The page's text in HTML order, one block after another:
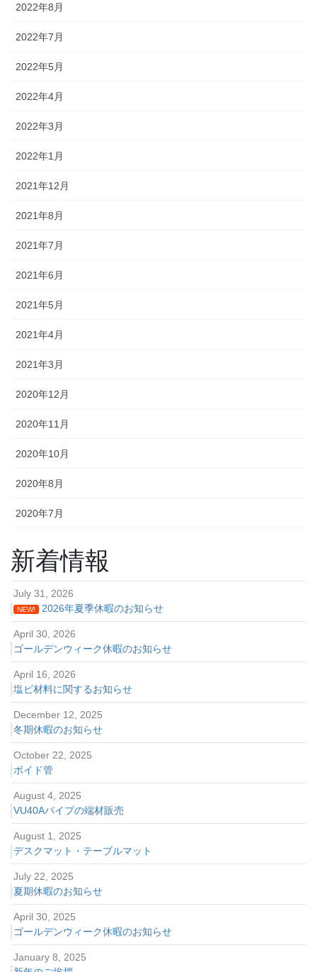
2022年8月
2022年7月
2022年5月
2022年4月
2022年3月
2022年1月
2021年12月
2021年8月
2021年7月
2021年6月
2021年5月
2021年4月
2021年3月
2020年12月
2020年11月
2020年10月
2020年8月
2020年7月
新着情報
July 31, 2026
NEW! 2026年夏季休暇のお知らせ
April 30, 2026
ゴールデンウィーク休暇のお知らせ
April 16, 2026
塩ビ材料に関するお知らせ
December 12, 2025
冬期休暇のお知らせ
October 22, 2025
ボイド管
August 4, 2025
VU40Aパイプの端材販売
August 1, 2025
デスクマット・テーブルマット
July 22, 2025
夏期休暇のお知らせ
April 30, 2025
ゴールデンウィーク休暇のお知らせ
January 8, 2025